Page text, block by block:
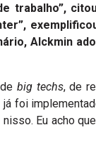
trabalho”,
Alckmin
big techs, de
já foi
Eu acho